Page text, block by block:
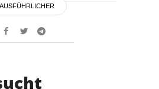
AUSFÜHRLICHER